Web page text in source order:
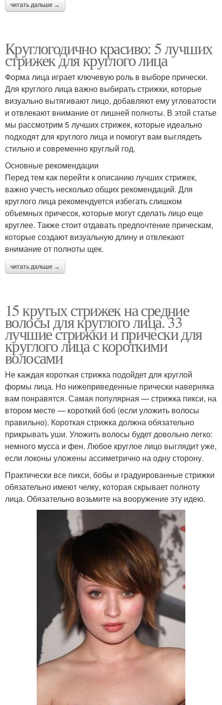
читать дальше →
Круглогодично красиво: 5 лучших
стрижек для круглого лица
Форма лица играет ключевую роль в выборе прически.
Для круглого лица важно выбирать стрижки, которые
визуально вытягивают лицо, добавляют ему угловатости
и отвлекают внимание от лишней полноты. В этой статье
мы рассмотрим 5 лучших стрижек, которые идеально
подходят для круглого лица и помогут вам выглядеть
стильно и современно круглый год.
Основные рекомендации
Перед тем как перейти к описанию лучших стрижек,
важно учесть несколько общих рекомендаций. Для
круглого лица рекомендуется избегать слишком
объемных причесок, которые могут сделать лицо еще
круглее. Также стоит отдавать предпочтение прическам,
которые создают визуальную длину и отвлекают
внимание от полноты щек.
читать дальше →
15 крутых стрижек на средние
волосы для круглого лица. 33
лучшие стрижки и прически для
круглого лица с короткими
волосами
Не каждая короткая стрижка подойдет для круглой
формы лица. Но нижеприведенные прически наверняка
вам понравятся. Самая популярная — стрижка пикси, на
втором месте — короткий боб (если уложить волосы
правильно). Короткая стрижка должна обязательно
прикрывать уши. Уложить волосы будет довольно легко:
немного мусса и фен. Любое круглое лицо выглядит уже,
если локоны уложены ассиметрично на одну сторону.
Практически все пикси, бобы и градуированные стрижки
обязательно имеют челку, которая скрывает полноту
лица. Обязательно возьмите на вооружение эту идею.